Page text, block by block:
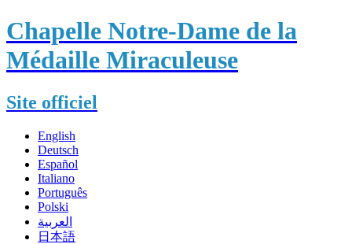
Chapelle Notre-Dame de la
Médaille Miraculeuse
Site officiel
English
Deutsch
Español
Italiano
Português
Polski
العربية
日本語